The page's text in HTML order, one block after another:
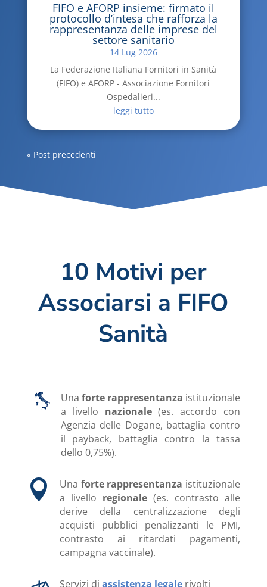
FIFO e AFORP insieme: firmato il
protocollo d’intesa che rafforza la
rappresentanza delle imprese del
settore sanitario
14 Lug 2026
La Federazione Italiana Fornitori in Sanità
(FIFO) e AFORP - Associazione Fornitori
Ospedalieri...
leggi tutto
« Post precedenti
10 Motivi per
Associarsi a FIFO
Sanità
Una forte rappresentanza istituzionale
a livello nazionale(es. accordo con
Agenzia delle Dogane, battaglia contro
il payback, battaglia contro la tassa
dello 0,75%).
 Una forte rappresentanza istituzionale
a livello regionale(es. contrasto alle
derive della centralizzazione degli
acquisti pubblici penalizzanti le PMI,
contrasto ai ritardati pagamenti,
campagna vaccinale).
Servizi di assistenza legalerivolti